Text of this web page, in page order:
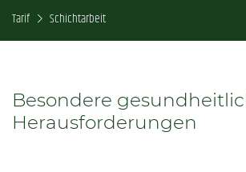
Tarif Schichtarbeit
Besondere
Herausforderungen